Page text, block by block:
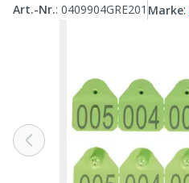
Art.-Nr.: 0409904GRE201 Marke: